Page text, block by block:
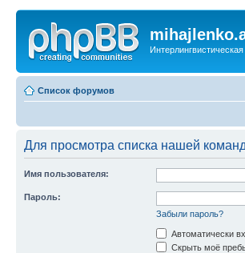
Список форумов
Для просмотра списка нашей
Имя пользователя:
Пароль:
Забыли пароль?
Автоматически
Скрыть моё